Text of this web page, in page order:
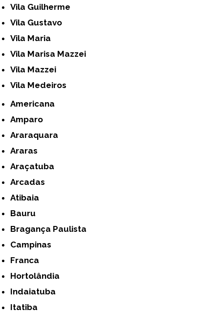
Vila Guilherme
Vila Gustavo
Vila Maria
Vila Marisa Mazzei
Vila Mazzei
Vila Medeiros
Americana
Amparo
Araraquara
Araras
Araçatuba
Arcadas
Atibaia
Bauru
Bragança Paulista
Campinas
Franca
Hortolândia
Indaiatuba
Itatiba